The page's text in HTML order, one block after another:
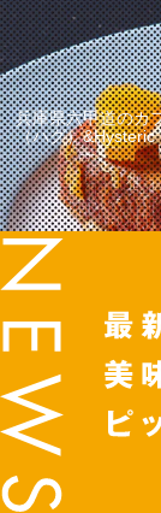
兵庫県六甲道のカ
（ハグ）